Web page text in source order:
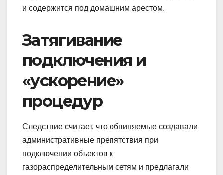
и содержится под домашним арестом.
Затягивание
подключения и
«ускорение»
процедур
Следствие считает, что обвиняемые создавали
административные препятствия при
подключении объектов к
газораспределительным сетям и предлагали